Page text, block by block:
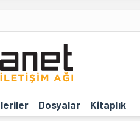
Dosyalar Kitaplık